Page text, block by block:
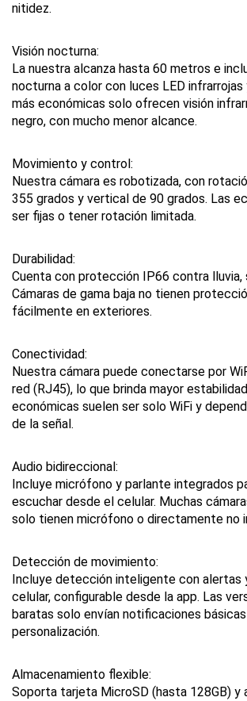
nitidez.
Visión nocturna:
La nuestra alcanza hasta 60 metros e
nocturna a color con luces LED infrarrojas
más económicas solo ofrecen visión
negro, con mucho menor alcance.
Movimiento y control:
Nuestra cámara es robotizada, con
355 grados y vertical de 90 grados. Las
ser fijas o tener rotación limitada.
Durabilidad:
Cuenta con protección IP66 contra lluvia,
Cámaras de gama baja no tienen
fácilmente en exteriores.
Conectividad:
Nuestra cámara puede conectarse por
red (RJ45), lo que brinda mayor
económicas suelen ser solo WiFi y
de la señal.
Audio bidireccional:
Incluye micrófono y parlante integrados
escuchar desde el celular. Muchas
solo tienen micrófono o directamente no
Detección de movimiento:
Incluye detección inteligente con alertas
celular, configurable desde la app. Las
baratas solo envían notificaciones
personalización.
Almacenamiento flexible:
Soporta tarjeta MicroSD (hasta 128GB) y